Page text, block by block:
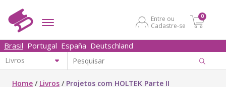
Entre ou
Cadastre-se
0
Brasil Portugal España Deutschland
Home / Livros / Projetos com HOLTEK Parte II